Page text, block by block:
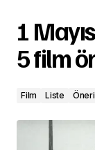
1
5 film
Film Liste Öneri